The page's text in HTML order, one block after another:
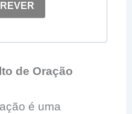
de Oração
é uma